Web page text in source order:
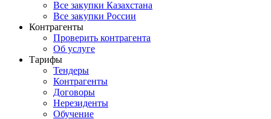
Все закупки Казахстана
Все закупки России
Контрагенты
Проверить контрагента
Об услуге
Тарифы
Тендеры
Контрагенты
Договоры
Нерезиденты
Обучение